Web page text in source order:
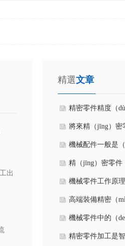
出
精選文章
精密零件精度（
將來精（jīng）密
（shì）與關（
機械配件一般是
精（jīng）密零件
應該這樣（yàng
機械零件工作原
高端裝備精密（
（chǎng）概況
機械零件中的（
意（yì）思
精密零件加工是